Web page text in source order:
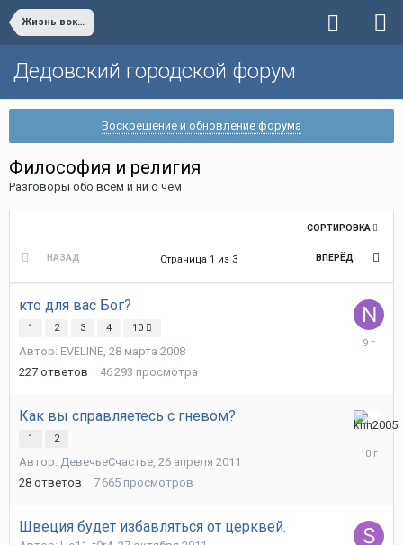
Жизнь вокруг нас
Дедовский городской форум
Воскрешение и обновление форума
Философия и религия
Разговоры обо всем и ни о чем
СОРТИРОВКА
НАЗАД ВПЕРЁД
Страница 1 из 3
кто для вас Бог?
1 2 3 4 10
Автор: EVELINE, 28 марта 2008
227 ответов 46 293 просмотра
23
Как вы справляетесь с гневом?
1 2
Автор: ДевечьеСчастье, 26 апреля 2011
28 ответов 7 665 просмотров
19
мая
Швеция будет избавляться от церквей.